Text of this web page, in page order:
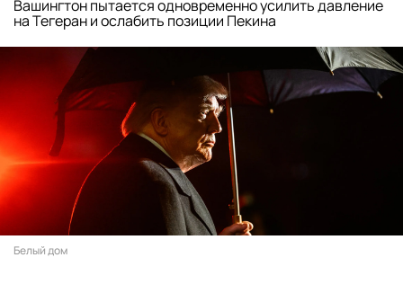
Вашингтон пытается одновременно усилить давление
на Тегеран и ослабить позиции Пекина
Белый дом